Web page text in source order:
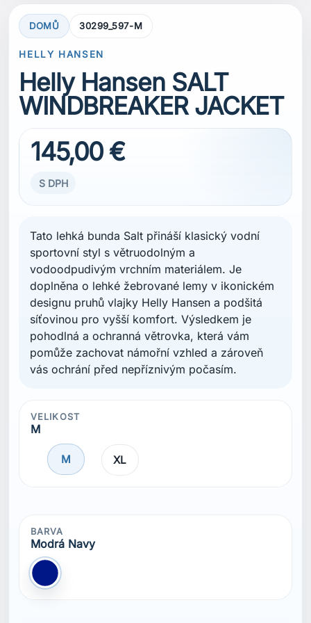
DOMŮ 30299_597-M
HELLY HANSEN
Helly Hansen SALT
WINDBREAKER JACKET
145,00 €
S DPH
Tato lehká bunda Salt přináší klasický vodní
sportovní styl s větruodolným a
vodoodpudivým vrchním materiálem. Je
doplněna o lehké žebrované lemy v ikonickém
designu pruhů vlajky Helly Hansen a podšitá
síťovinou pro vyšší komfort. Výsledkem je
pohodlná a ochranná větrovka, která vám
pomůže zachovat námořní vzhled a zároveň
vás ochrání před nepříznivým počasím.
VELIKOST
M
M XL
BARVA
Modrá Navy
Modrá Navy